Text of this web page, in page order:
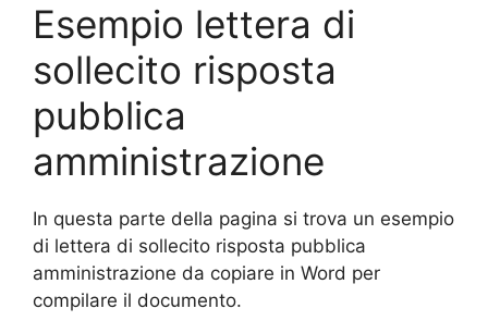
Esempio lettera di
sollecito risposta
pubblica
amministrazione
In questa parte della pagina si trova un esempio
di lettera di sollecito risposta pubblica
amministrazione da copiare in Word per
compilare il documento.